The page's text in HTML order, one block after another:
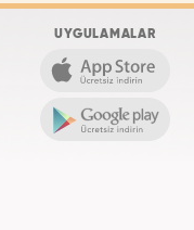
UYGULAMALAR